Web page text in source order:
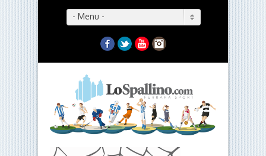
- Menu -
Facebook
TwitterYouTubeInstagram